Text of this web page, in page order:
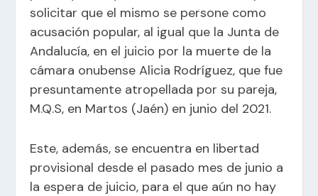
solicitar que el mismo se persone como
acusación popular, al igual que la Junta de
Andalucía, en el juicio por la muerte de la
cámara onubense Alicia Rodríguez, que fue
presuntamente atropellada por su pareja,
M.Q.S, en Martos (Jaén) en junio del 2021.
Este, además, se encuentra en libertad
provisional desde el pasado mes de junio a
la espera de juicio, para el que aún no hay